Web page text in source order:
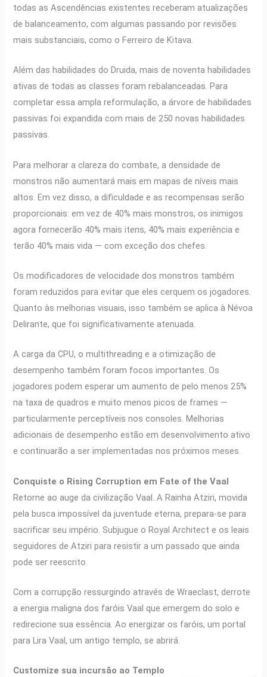
todas as Ascendências existentes receberam atualizações
de balanceamento, com algumas passando por revisões
mais substanciais, como o Ferreiro de Kitava.
Além das habilidades do Druida, mais de noventa habilidades
ativas de todas as classes foram rebalanceadas. Para
completar essa ampla reformulação, a árvore de habilidades
passivas foi expandida com mais de 250 novas habilidades
passivas.
Para melhorar a clareza do combate, a densidade de
monstros não aumentará mais em mapas de níveis mais
altos. Em vez disso, a dificuldade e as recompensas serão
proporcionais: em vez de 40% mais monstros, os inimigos
agora fornecerão 40% mais itens, 40% mais experiência e
terão 40% mais vida — com exceção dos chefes.
Os modificadores de velocidade dos monstros também
foram reduzidos para evitar que eles cerquem os jogadores.
Quanto às melhorias visuais, isso também se aplica à Névoa
Delirante, que foi significativamente atenuada.
A carga da CPU, o multithreading e a otimização de
desempenho também foram focos importantes. Os
jogadores podem esperar um aumento de pelo menos 25%
na taxa de quadros e muito menos picos de frames —
particularmente perceptíveis nos consoles. Melhorias
adicionais de desempenho estão em desenvolvimento ativo
e continuarão a ser implementadas nos próximos meses.
Conquiste o Rising Corruption em Fate of the Vaal
Retorne ao auge da civilização Vaal. A Rainha Atziri, movida
pela busca impossível da juventude eterna, prepara-se para
sacrificar seu império. Subjugue o Royal Architect e os leais
seguidores de Atziri para resistir a um passado que ainda
pode ser reescrito.
Com a corrupção ressurgindo através de Wraeclast, derrote
a energia maligna dos faróis Vaal que emergem do solo e
redirecione sua essência. Ao energizar os faróis, um portal
para Lira Vaal, um antigo templo, se abrirá.
Customize sua incursão ao Templo